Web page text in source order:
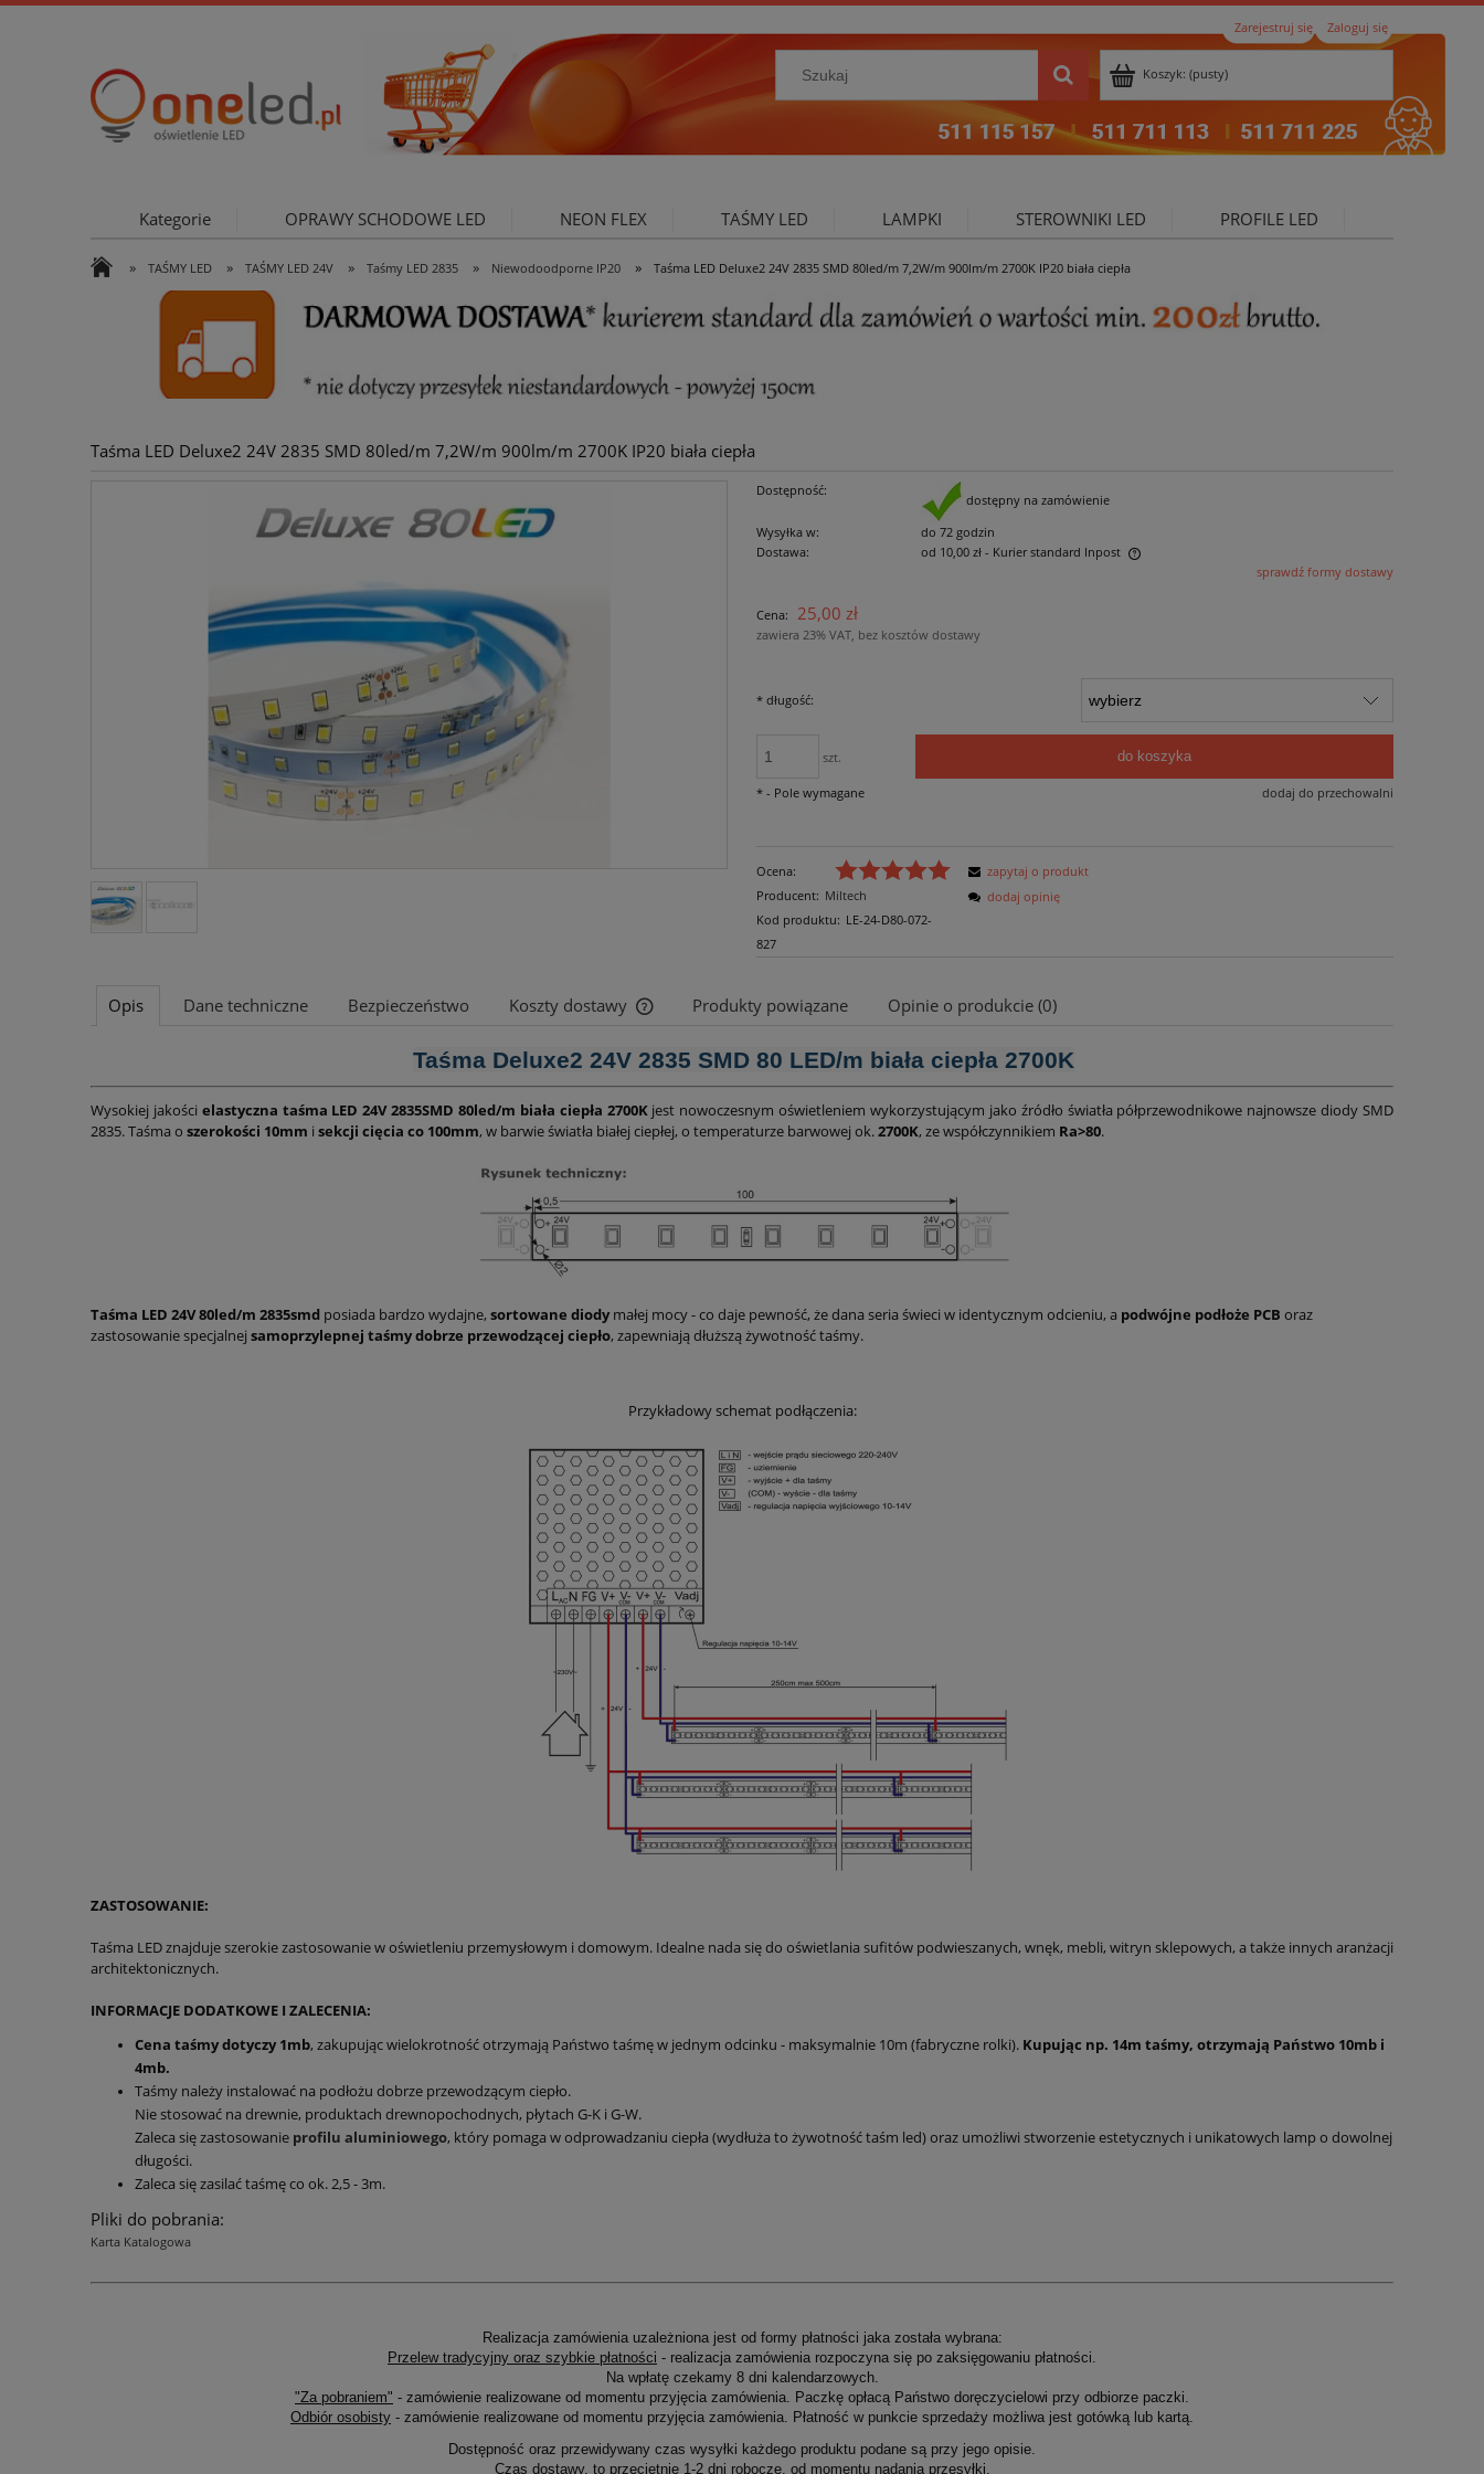
Zarejestruj się Zaloguj się
Koszyk: (pusty)
Kategorie OPRAWY SCHODOWE LED NEON FLEX TAŚMY LED LAMPKI STEROWNIKI LED PROFILE LED
OŚWIETLENIE ZEWNĘTRZNE
» TAŚMY LED » TAŚMY LED 24V » Taśmy LED 2835 » Niewodoodporne IP20 » Taśma LED Deluxe2 24V 2835 SMD 80led/m 7,2W/m 900lm/m 2700K IP20 biała ciepła
Taśma LED Deluxe2 24V 2835 SMD 80led/m 7,2W/m 900lm/m 2700K IP20 biała ciepła
Dostępność:
dostępny na zamówienie
Wysyłka w:
do 72 godzin
Dostawa:
od 10,00 zł - Kurier standard Inpost
płatności
sprawdź formy dostawy
Cena: 25,00 zł
zawiera 23% VAT, bez kosztów dostawy
*długość:
szt. do koszyka
dodaj do przechowalni
*- Pole wymagane
Ocena:
Producent: Miltech
Kod produktu: LE-24-D80-072-
827
zapytaj o produkt
dodaj opinię
Opis Dane techniczne Bezpieczeństwo Koszty dostawy
Cena nie zawiera ewentualnych kosztów
płatności
Produkty powiązane Opinie o produkcie (0)
Taśma Deluxe2 24V 2835 SMD 80 LED/m biała ciepła 2700K
Wysokiej jakości elastyczna taśma LED 24V 2835SMD 80led/m biała ciepła 2700Kjest nowoczesnym oświetleniem wykorzystującym jako źródło światła półprzewodnikowe najnowsze diody SMD
2835. Taśma o szerokości 10mm i sekcji cięcia co 100mm, w barwie światła białej ciepłej, o temperaturze barwowej ok.2700K, ze współczynnikiem Ra>80.
Taśma LED 24V 80led/m 2835smd posiada bardzo wydajne, sortowane diodymałej mocy - co daje pewność, że dana seria świeci w identycznym odcieniu, a podwójne podłoże PCB oraz
zastosowanie specjalnej samoprzylepnej taśmy dobrze przewodzącej ciepło, zapewniają dłuższą żywotność taśmy.
Przykładowy schemat podłączenia:
ZASTOSOWANIE:
Taśma LED znajduje szerokie zastosowanie w oświetleniu przemysłowym i domowym. Idealne nada się do oświetlania sufitów podwieszanych, wnęk, mebli, witryn sklepowych, a także innych aranżacji
architektonicznych.
INFORMACJE DODATKOWE I ZALECENIA:
Cena taśmy dotyczy 1mb, zakupując wielokrotność otrzymają Państwo taśmę w jednym odcinku - maksymalnie 10m (fabryczne rolki). Kupując np. 14m taśmy, otrzymają Państwo 10mb i
4mb.
Taśmy należy instalować na podłożu dobrze przewodzącym ciepło.
Nie stosować na drewnie, produktach drewnopochodnych, płytach G-K i G-W.
Zaleca się zastosowanie profilu aluminiowego, który pomaga w odprowadzaniu ciepła (wydłuża to żywotność taśm led) oraz umożliwi stworzenie estetycznych i unikatowych lamp o dowolnej
długości.
Zaleca się zasilać taśmę co ok. 2,5 - 3m.
Pliki do pobrania:
Karta Katalogowa
Realizacja zamówienia uzależniona jest od formy płatności jaka została wybrana:
Przelew tradycyjny oraz szybkie płatności - realizacja zamówienia rozpoczyna się po zaksięgowaniu płatności.
Na wpłatę czekamy 8 dni kalendarzowych.
"Za pobraniem" - zamówienie realizowane od momentu przyjęcia zamówienia. Paczkę opłacą Państwo doręczycielowi przy odbiorze paczki.
Odbiór osobisty - zamówienie realizowane od momentu przyjęcia zamówienia. Płatność w punkcie sprzedaży możliwa jest gotówką lub kartą.
Dostępność oraz przewidywany czas wysyłki każdego produktu podane są przy jego opisie.
Czas dostawy, to przeciętnie 1-2 dni robocze, od momentu nadania przesyłki.